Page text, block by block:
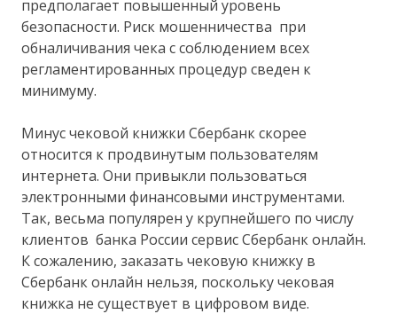
предполагает повышенный уровень
безопасности. Риск мошенничества при
обналичивания чека с соблюдением всех
регламентированных процедур сведен к
минимуму.
Минус чековой книжки Сбербанк скорее
относится к продвинутым пользователям
интернета. Они привыкли пользоваться
электронными финансовыми инструментами.
Так, весьма популярен у крупнейшего по числу
клиентов банка России сервис Сбербанк онлайн.
К сожалению, заказать чековую книжку в
Сбербанк онлайн нельзя, поскольку чековая
книжка не существует в цифровом виде.